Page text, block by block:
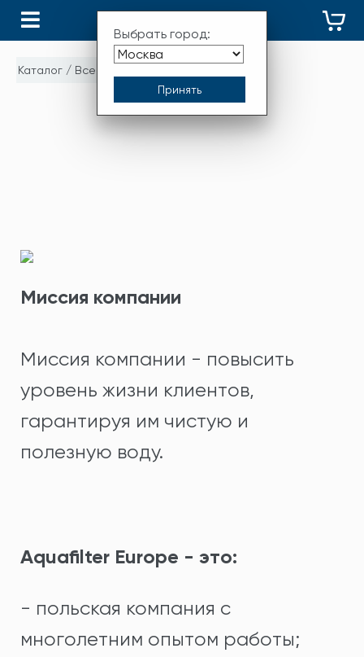
Выбрать город:
Каталог / Все бренды
AQUAFILTER
Миссия компании
Миссия компании - повысить
уровень жизни клиентов,
гарантируя им чистую и
полезную воду.
Aquafilter Europe - это:
- польская компания с
многолетним опытом работы;